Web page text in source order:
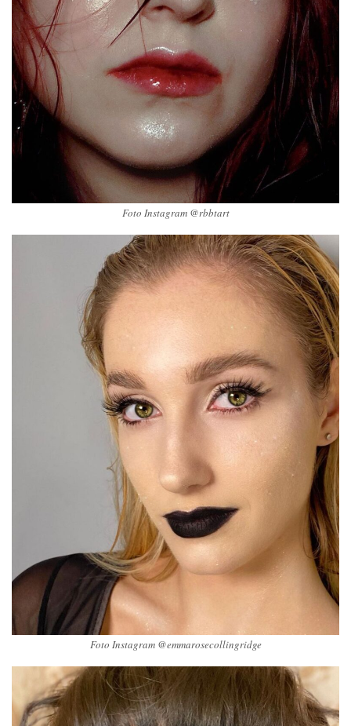
Foto Instagram @rbbtart
Foto Instagram @emmarosecollingridge